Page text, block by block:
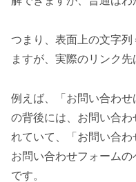
つまり、表面上の文字
ますが、実際のリンク先
例えば、「お問い合わ
の背後には、お問い合
れていて、「お問い合わ
お問い合わせフォーム
です。